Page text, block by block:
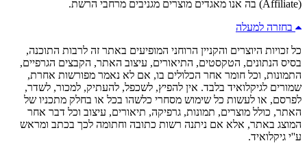
(Affiliate) בה אנו מאגדים מוצרים מגניבים מרחבי הרשת.
בחזרה למעלה
כל זכויות היוצרים והקניין הרוחני המופיעים באתר זה לרבות התוכנה,
בסיס הנתונים, הטקסטים, התיאורים, עיצוב האתר, הקבצים הגרפיים,
התמונות, וכל חומר אחר הכלולים בו, אם לא נאמר מפורשות אחרת,
שמורים לגיקלואיד בלבד. אין להפיץ, לשכפל, להעתיק, למכור, לשדר,
לפרסם, או לעשות כל שימוש מסחרי כלשהו בכל או בחלק מתכניו של
האתר, כולל מוצרים, תמונות, גרפיקה, תיאורים, עיצוב וכל דבר אחר
המוצג באתר, אלא אם ניתנה רשות כתובה וחתומה לכך בכתב ומראש
ע''י גיקלואיד.